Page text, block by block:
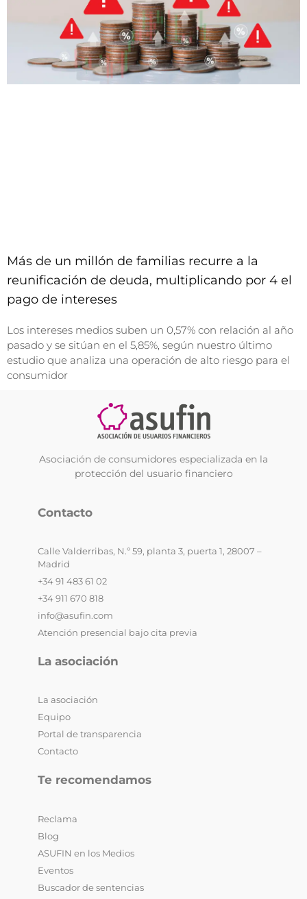
Más de un millón de familias recurre a la
reunificación de deuda, multiplicando por 4 el
pago de intereses
Los intereses medios suben un 0,57% con relación al año
pasado y se sitúan en el 5,85%, según nuestro último
estudio que analiza una operación de alto riesgo para el
consumidor
Asociación de consumidores especializada en la
protección del usuario financiero
Contacto
Calle Valderribas, N.º 59, planta 3, puerta 1, 28007 –
Madrid
+34 91 483 61 02
+34 911 670 818
info@asufin.com
Atención presencial bajo cita previa
La asociación
La asociación
Equipo
Portal de transparencia
Contacto
Te recomendamos
Reclama
Blog
ASUFIN en los Medios
Eventos
Buscador de sentencias